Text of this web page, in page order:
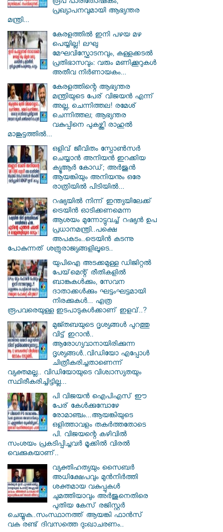
രൂപ പാരിതോഷികം;
പ്രഖ്യാപനവുമായി ആഭ്യന്തര
മന്ത്രി...
കേരളത്തിൽ ഇനി പഴയ മഴ
പെയ്യില്ല! ലഘു
മേഘവിസ്ഫോടനവും, കള്ളക്കടൽ
പ്രതിഭാസവും: വരും മണിക്കൂറുകൾ
അതീവ നിർണായകം...
കേരളത്തിന്റെ ആഭ്യന്തര
മന്ത്രിയുടെ പേര് വിജയൻ എന്ന്
അല്ല, ചെന്നിത്തല! രമേശ്
ചെന്നിത്തല; ആഭ്യന്തര
വകുപ്പിനെ പുകഴ്ത്തി രാഹുൽ
മാങ്കൂട്ടത്തിൽ...
ഒളിവ് ജീവിതം സ്പോൺസർ
ചെയ്യാൻ അനിയൻ ഇറക്കിയ
ക്യൂആർ കോഡ്; അർജുൻ
ആയങ്കിയും അനിയനും ഒരേ
രാത്രിയിൽ പിടിയിൽ...
റഷ്യയിൽ നിന്ന് ഇന്ത്യയിലേക്ക്
ട്രെയിൻ ഓടിക്കണമെന്ന
ആശയം മുന്നോട്ടുവച്ച് റഷ്യൻ ഉപ
പ്രധാനമന്ത്രി..പക്ഷെ
അപകടം..ട്രെയിൻ കടന്നു
പോകുന്നത് ശത്രുരാജ്യങ്ങളിലൂടെ..
യുപിഐ അടക്കമുള്ള ഡിജിറ്റല്‍
പേയ്‌മെന്റ് രീതികളില്‍
ബാങ്കുകള്‍ക്കും, സേവന
ദാതാക്കള്‍ക്കും ഘട്ടംഘട്ടമായി
നിരക്കുകള്‍... എത്ര
രൂപവരെയുള്ള ഇടപാടുകള്‍ക്കാണ് ഇളവ്..?
മുജ്തബയുടെ ദൃശ്യങ്ങൾ പുറത്തു
വിട്ട് ഇറാൻ..
ആരോഗ്യവാനായിരിക്കുന്ന
ദൃശ്യങ്ങൾ..വിഡിയോ എപ്പോൾ
ചിത്രീകരിച്ചതാണെന്ന്
വ്യക്തമല്ല.. വിഡിയോയുടെ വിശ്വാസ്യതയും
സ്ഥിരീകരിച്ചിട്ടില്ല...
പി വിജയന്‍ ഐപിഎസ് ഈ
പേര് കേൾക്കുമ്പോഴേ
രോമാഞ്ചം...ആയങ്കിയുടെ
ഒളിത്താവളം തകര്‍ത്തതോടെ
പി. വിജയന്റെ കഴിവില്‍
സംശയം പ്രകടിപ്പിച്ചവര്‍ മൂക്കില്‍ വിരല്‍
വെക്കുകയാണ്..
വ്യക്തിഹത്യയും സൈബര്‍
അധിക്ഷേപവും മുന്‍നിര്‍ത്തി
ശക്തമായ വകുപ്പുകള്‍
ചുമത്തിയാവും അർജുനെതിരെ
പുതിയ കേസ് രജിസ്റ്റര്‍
ചെയ്യുക..സംസ്ഥാനത്ത് ആയങ്കി ഫാൻസ്
വക രണ്ട് ദിവസത്തെ ദുഃഖാചരണം..